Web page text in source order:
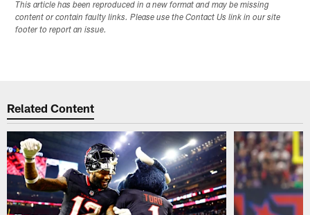
This article has been reproduced in a new format and may be missing
content or contain faulty links. Please use the Contact Us link in our site
footer to report an issue.
Related Content